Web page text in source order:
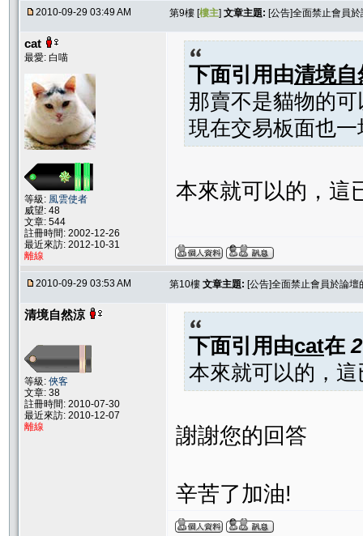
2010-09-29 03:49 AM 第9樓 [樓主] 文章主題: [公告]全面禁止會員
cat
最愛: 白喵
等級: 風雲使者
威望: 48
文章: 544
註冊時間: 2002-12-26
最近來訪: 2012-10-31
離線
下面引用由清境自
那賣不是貓物的可
現在交易板面也
本來就可以的，這
2010-09-29 03:53 AM 第10樓 文章主題: [公告]全面禁止會員於論
清境自然涼
等級: 俠客
文章: 38
註冊時間: 2010-07-30
最近來訪: 2010-12-07
離線
下面引用由cat在
本來就可以的，
謝謝您的回答
辛苦了加油!